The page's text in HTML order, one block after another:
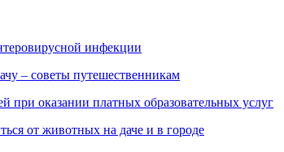
инфекции
– советы путешественникам
при оказании платных образовательных услуг
от животных на даче и в городе